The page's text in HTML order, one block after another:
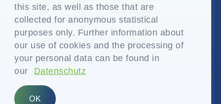
this site, as well as those that are
collected for anonymous statistical
purposes only. Further information about
our use of cookies and the processing of
your personal data can be found in
our
Datenschutz
OK
+91-22-24819000
info@eplglobal.com
German